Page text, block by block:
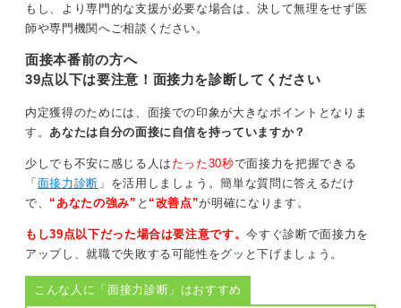
障害を隠して入社する不安がある場合は、さまざまな働
き方を検討してみてください。
たとえば、在宅勤務が可能な企業を探したり、障害者雇
障害者雇用枠であれば、企業側も特性を理解したうえで
たいときには、障害者枠での就職も視野に入れてみてく
ださい。
0
もし、より専門的な支援が必要な場合は、決して無理をせず医
師や専門機関へご相談ください。
面接本番前の方へ
39点以下は要注意！面接力を診断してください
内定獲得のためには、面接での印象が大きなポイントとなりま
す。あなたは自分の面接に自信を持っていますか？
少しでも不安に感じる人は たった30秒で面接力を把握できる
「 面接力診断 」を活用しましょう。簡単な質問に答えるだけ
で、 “あなたの強み” と “改善点”が明確になります。
もし39点以下だった場合は要注意です。今すぐ診断で面接力を
アップし、就職で失敗する可能性をグッと下げましょう。
こんな人に「面接力診断」はおすすめ